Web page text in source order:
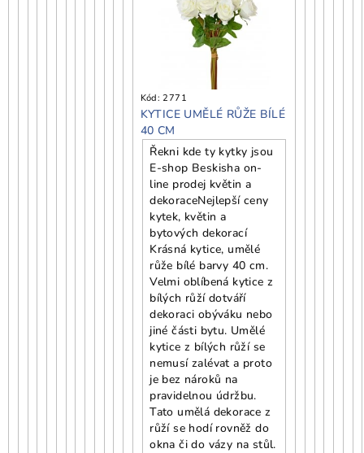
Kód: 2771
KYTICE UMĚLÉ RŮŽE BÍLÉ
40 CM
Řekni kde ty kytky jsou
E-shop Beskisha on-
line prodej květin a
dekoraceNejlepší ceny
kytek, květin a
bytových dekorací
Krásná kytice, umělé
růže bílé barvy 40 cm.
Velmi oblíbená kytice z
bílých růží dotváří
dekoraci obýváku nebo
jiné části bytu. Umělé
kytice z bílých růží se
nemusí zalévat a proto
je bez nároků na
pravidelnou údržbu.
Tato umělá dekorace z
růží se hodí rovněž do
okna či do vázy na stůl.